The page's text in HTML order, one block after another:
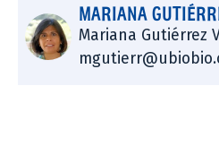
MARIANA
Mariana Gutiérrez